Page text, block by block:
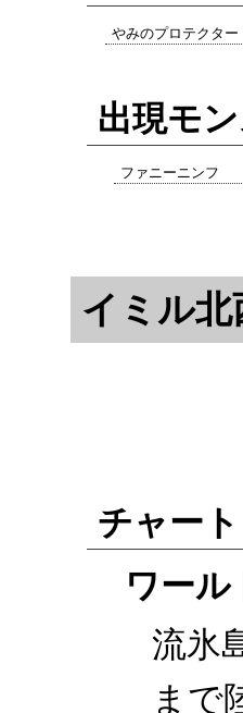
やみのプロテクター
出現モ
ファニーニンフ
イミル北
チャート
ワー
流氷
まで